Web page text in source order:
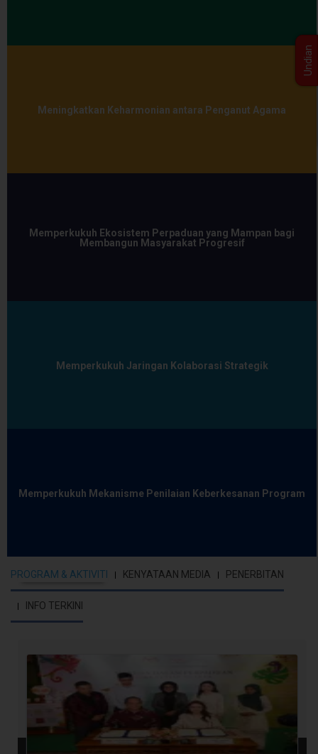
Meningkatkan Keharmonian antara Penganut Agama
Memperkukuh Ekosistem Perpaduan yang Mampan bagi
Membangun Masyarakat Progresif
Memperkukuh Jaringan Kolaborasi Strategik
Memperkukuh Mekanisme Penilaian Keberkesanan Program
PROGRAM & AKTIVITI KENYATAAN MEDIA PENERBITAN
INFO TERKINI
Undian